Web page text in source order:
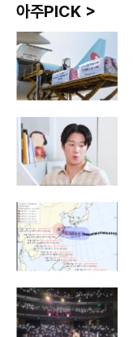
아주PICK >